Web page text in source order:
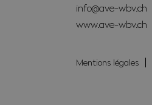
info@ave-wbv.ch
www.ave-wbv.ch
Mentions légales